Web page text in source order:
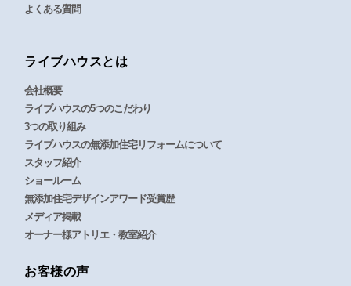
よくある質問
ライブハウスとは
会社概要
ライブハウスの5つのこだわり
3つの取り組み
ライブハウスの無添加住宅リフォームについて
スタッフ紹介
ショールーム
無添加住宅デザインアワード受賞歴
メディア掲載
オーナー様アトリエ・教室紹介
お客様の声